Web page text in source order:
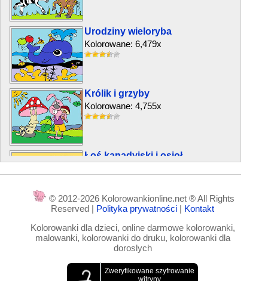
Urodziny wieloryba
Kolorowane: 6,479x
Królik i grzyby
Kolorowane: 4,755x
Łoś kanadyjski i osioł
Kolorowane: 4,640x
© 2012-2026 Kolorowankionline.net ® All Rights
Reserved | Polityka prywatności | Kontakt
Kolorowanki dla dzieci, online darmowe kolorowanki,
malowanki, kolorowanki do druku, kolorowanki dla
doroslych